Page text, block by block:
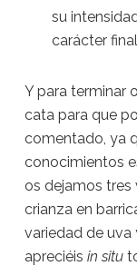
su
carácter
Y para terminar
cata para que
comentado, ya
conocimientos
os dejamos
crianza en
variedad de uva
apreciéis in situ